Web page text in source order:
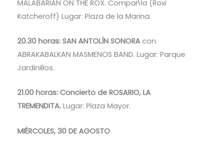
MALABARIAN ON THE ROX. Compañía (Roxi
Katcheroff) Lugar: Plaza de la Marina.
20.30 horas: SAN ANTOLÍN SONORAcon
ABRAKABALKAN MASMENOS BAND. Lugar: Parque
Jardinillos.
21.00 horas: Concierto de ROSARIO, LA
TREMENDITA.Lugar: Plaza Mayor.
MIÉRCOLES, 30 DE AGOSTO